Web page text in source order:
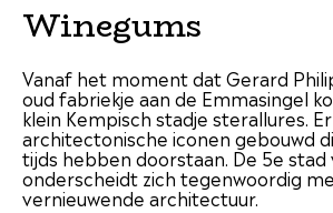
Winegums
Vanaf het moment dat Gerard
oud fabriekje aan de Emmasingel
klein Kempisch stadje sterallures.
architectonische iconen gebouwd
tijds hebben doorstaan. De 5e stad
onderscheidt zich tegenwoordig
vernieuwende architectuur.